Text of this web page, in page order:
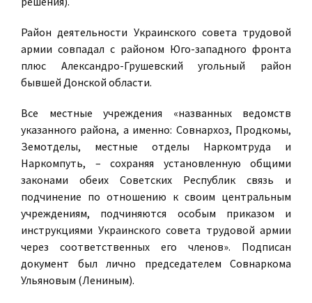
Район деятельности Украинского совета трудовой
армии совпадал с районом Юго-западного фронта
плюс Александро-Грушевский угольный район
бывшей Донской области.
Все местные учреждения «названных ведомств
указанного района, а именно: Совнархоз, Продкомы,
Земотделы, местные отделы Наркомтруда и
Наркомпуть, – сохраняя установленную общими
законами обеих Советских Республик связь и
подчинение по отношению к своим центральным
учреждениям, подчиняются особым приказом и
инструкциями Украинского совета трудовой армии
через соответственных его членов». Подписан
документ был лично председателем Совнаркома
Ульяновым (Лениным).